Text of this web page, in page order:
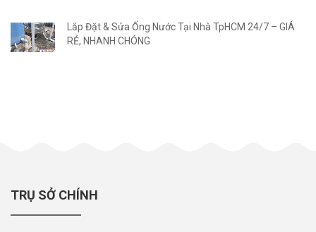
Lắp Đặt & Sửa Ống Nước Tại Nhà TpHCM 24/7 – GIÁ
RẺ, NHANH CHÓNG
TRỤ SỞ CHÍNH